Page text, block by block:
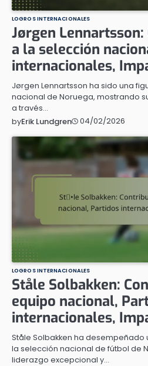
LOGROS INTERNACIONALES
Jørgen
a la selección
internacionales,
Jørgen Lennartsson ha sido una
nacional de Noruega, mostrando
a través…
byErik Lundgren 04/02/2026
LOGROS INTERNACIONALES
Ståle Solbakken:
equipo nacional,
internacionales,
Ståle Solbakken ha
la selección nacional de fútbol de
liderazgo excepcional y…